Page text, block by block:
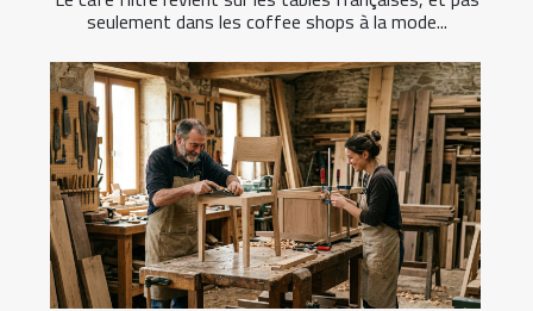
seulement dans les coffee shops à la mode...